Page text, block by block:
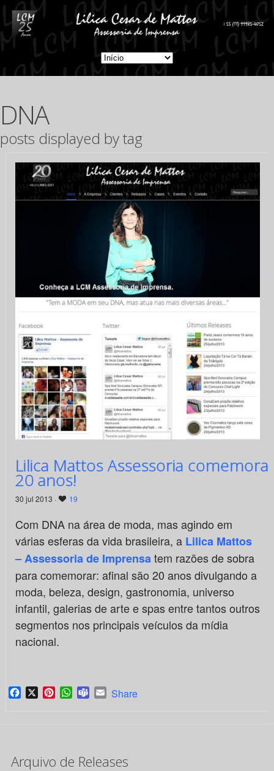
DNA
posts displayed by tag
Lilica Mattos Assessoria comemora
20 anos!
30 jul 2013 · 19
Com DNA na área de moda, mas agindo em
várias esferas da vida brasileira, a Lilica Mattos
– Assessoria de Imprensatem razões de sobra
para comemorar: afinal são 20 anos divulgando a
moda, beleza, design, gastronomia, universo
infantil, galerias de arte e spas entre tantos outros
segmentos nos principais veículos da mídia
nacional.
Facebook
X PinterestWhatsApp
TeamsEmail
Share
Arquivo de Releases